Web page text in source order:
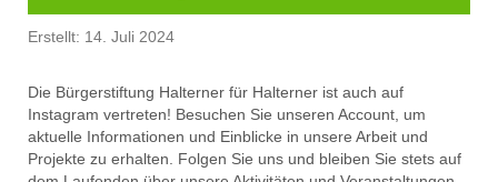
Erstellt: 14. Juli 2024
Die Bürgerstiftung Halterner für Halterner ist auch auf
Instagram vertreten! Besuchen Sie unseren Account, um
aktuelle Informationen und Einblicke in unsere Arbeit und
Projekte zu erhalten. Folgen Sie uns und bleiben Sie stets auf